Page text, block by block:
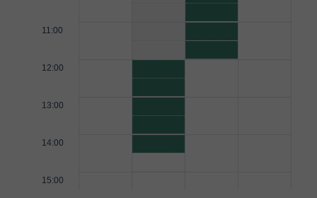
11:00
12:00
13:00
14:00
15:00